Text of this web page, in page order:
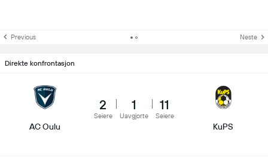
Previous Neste
Direkte konfrontasjon
AC Oulu
2
Seiere
1
Uavgjorte
11
Seiere
KuPS